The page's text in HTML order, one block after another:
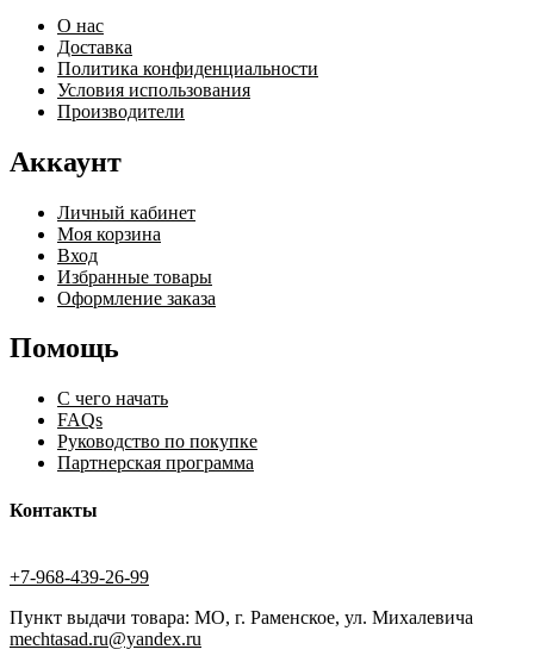
О нас
Доставка
Политика конфиденциальности
Условия использования
Производители
Аккаунт
Личный кабинет
Моя корзина
Вход
Избранные товары
Оформление заказа
Помощь
С чего начать
FAQs
Руководство по покупке
Партнерская программа
Контакты
+7-968-439-26-99
Пункт выдачи товара: МО, г. Раменское, ул. Михалевича
mechtasad.ru@yandex.ru